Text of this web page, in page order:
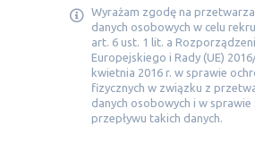
Wyrażam zgodę na
danych osobowych w celu
art. 6 ust. 1 lit. a
Europejskiego i Rady (UE)
kwietnia 2016 r. w sprawie
fizycznych w związku z
danych osobowych i w
przepływu takich danych.